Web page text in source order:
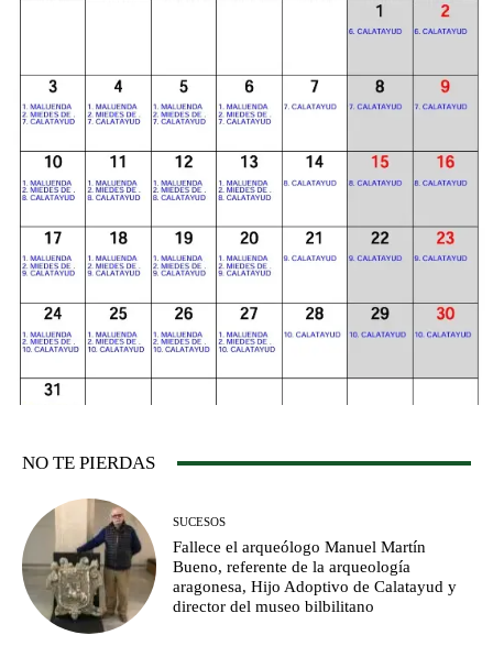
NO TE PIERDAS
SUCESOS
Fallece el arqueólogo Manuel Martín
Bueno, referente de la arqueología
aragonesa, Hijo Adoptivo de Calatayud y
director del museo bilbilitano